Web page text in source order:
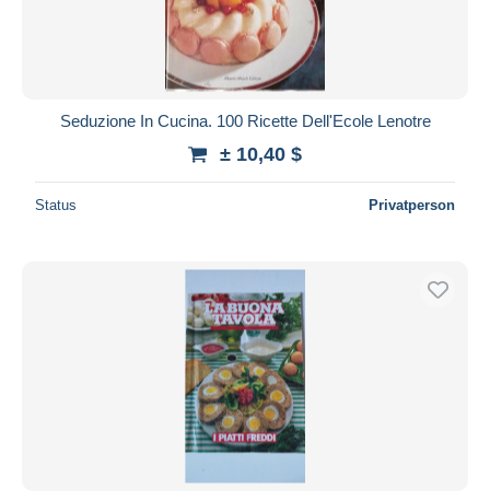
Seduzione In Cucina. 100 Ricette Dell'Ecole Lenotre
± 10,40 $
Status Privatperson